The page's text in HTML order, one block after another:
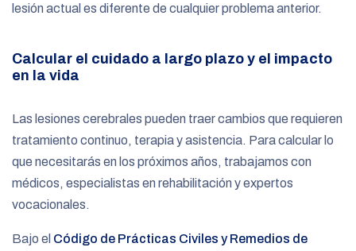
lesión actual es diferente de cualquier problema anterior.
Calcular el cuidado a largo plazo y el impacto
en la vida
Las lesiones cerebrales pueden traer cambios que requieren
tratamiento continuo, terapia y asistencia. Para calcular lo
que necesitarás en los próximos años, trabajamos con
médicos, especialistas en rehabilitación y expertos
vocacionales.
Bajo el Código de Prácticas Civiles y Remedios de